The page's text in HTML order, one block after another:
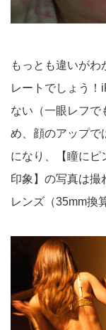
もっとも違いがわ
レートでしょう！
ない（一眼レフで
め、顔のアップで
になり、【瞳にピ
印象】の写真は撮
レンズ（35mm換